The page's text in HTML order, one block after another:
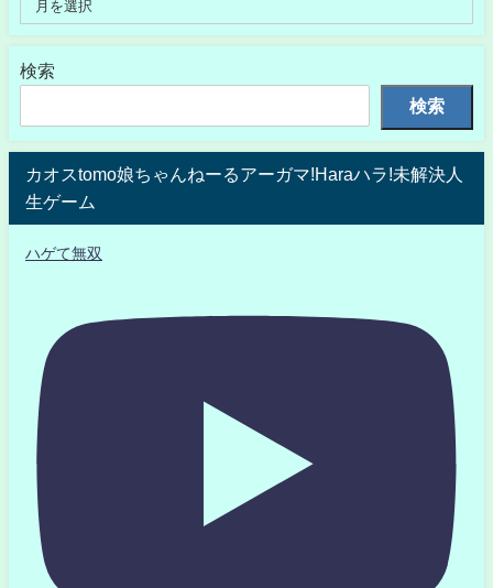
検索
検索
カオスtomo娘ちゃんねーるアーガマ!Haraハラ!未解決人
生ゲーム
ハゲて無双